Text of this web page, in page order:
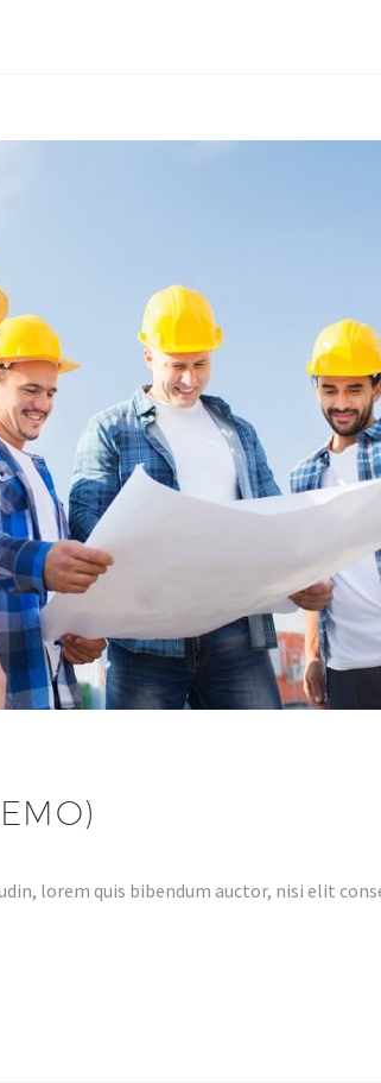
lorem quis bibendum auctor, nisi elit